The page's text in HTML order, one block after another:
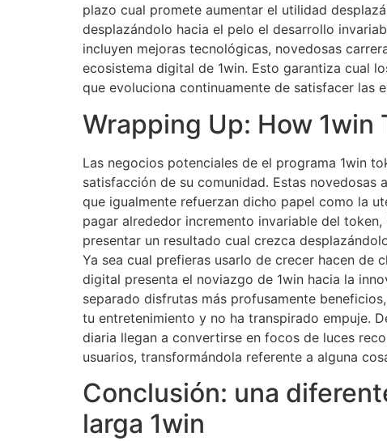
plazo cual promete aumentar el utilidad
desplazándolo hacia el pelo el desarrollo
incluyen mejoras tecnológicas, novedosas
ecosistema digital de 1win. Esto garantiza cual
que evoluciona continuamente de satisfacer las
Wrapping Up: How
Las negocios potenciales de el programa 1win
satisfacción de su comunidad. Estas
que igualmente refuerzan dicho papel como la
pagar alrededor incremento invariable del
presentar un resultado cual crezca
Ya sea cual prefieras usarlo de crecer hacen de
digital presenta el noviazgo de 1win hacia la
separado disfrutas más profusamente
tu entretenimiento y no ha transpirado empuje.
diaria llegan a convertirse en focos de luces
usuarios, transformándola referente a alguna
Conclusión: una
larga 1win